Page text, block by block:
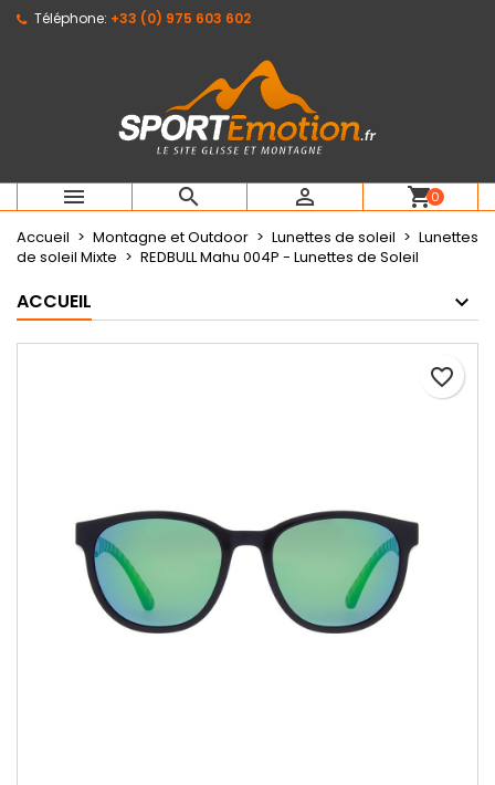
Téléphone: +33 (0) 975 603 602
   shopping_cart0
Accueil Montagne et Outdoor Lunettes de soleil
Lunettes
de soleil Mixte
REDBULL Mahu 004P - Lunettes de Soleil
ACCUEIL
favorite_border
Créer une nouvelle liste
Nom de la liste d'envies
Annuler Créer une liste d'envies
Vous devez être connecté pour ajouter des produits
à votre liste d'envies.
Annuler Connexion